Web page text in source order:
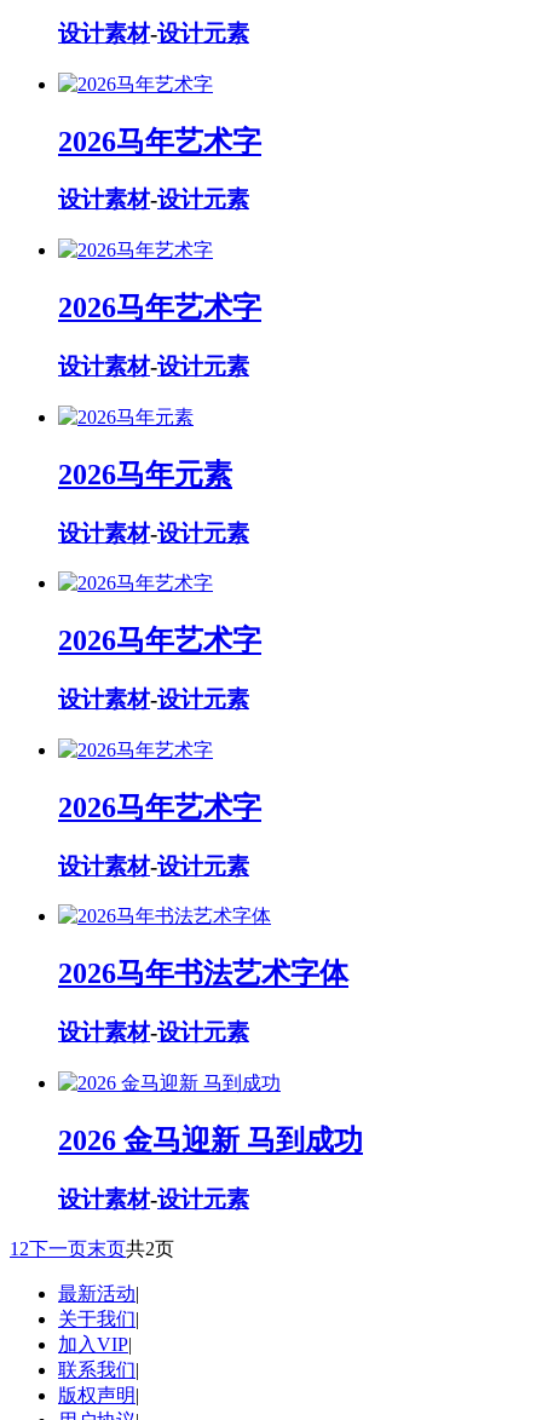
设计素材-设计元素
2026马年艺术字
设计素材-设计元素
2026马年艺术字
设计素材-设计元素
2026马年元素
设计素材-设计元素
2026马年艺术字
设计素材-设计元素
2026马年艺术字
设计素材-设计元素
2026马年书法艺术字体
设计素材-设计元素
2026 金马迎新 马到成功
设计素材-设计元素
1 2下一页末页共2页
最新活动|
关于我们|
加入VIP|
联系我们|
版权声明|